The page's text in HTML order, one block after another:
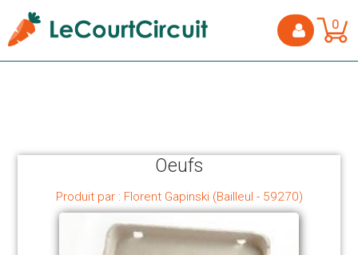
0
Oeufs
Produit par : Florent Gapinski (Bailleul - 59270)